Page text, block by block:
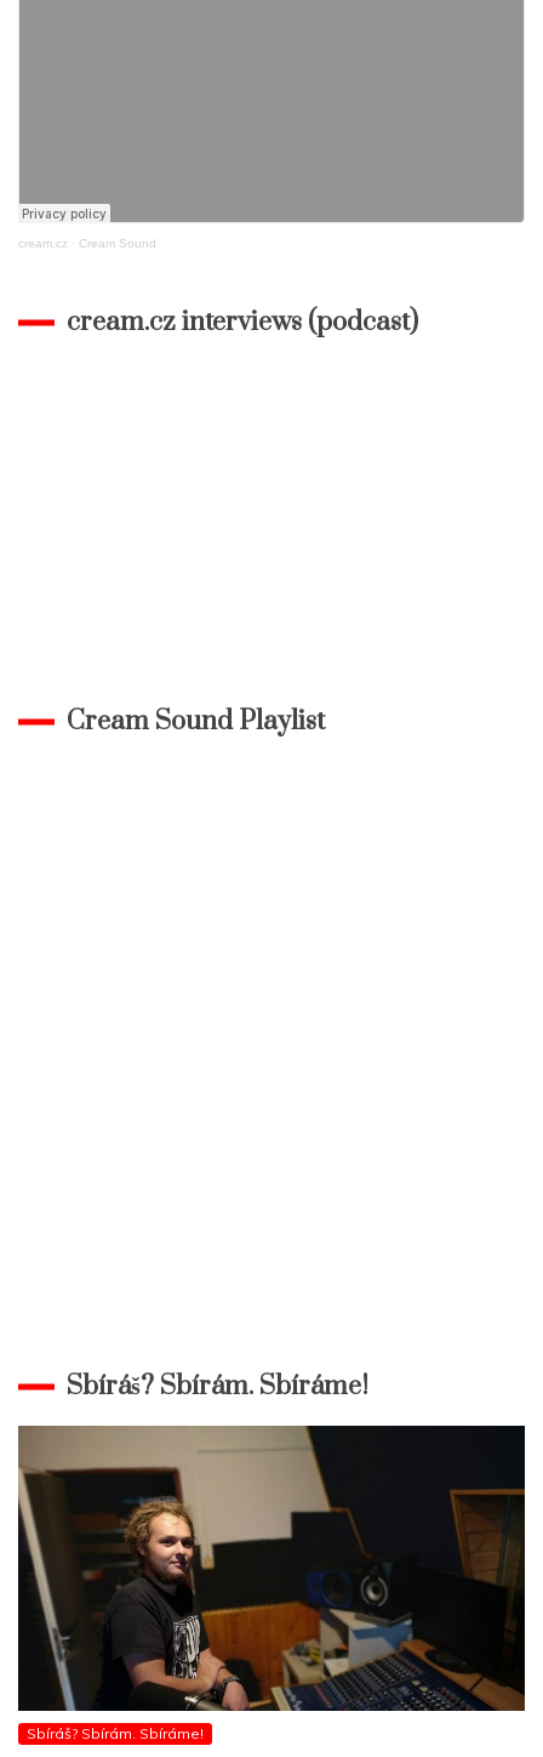
cream.cz · Cream Sound
cream.cz interviews (podcast)
Cream Sound Playlist
Sbíráš? Sbírám. Sbíráme!
Sbíráš? Sbírám. Sbíráme!